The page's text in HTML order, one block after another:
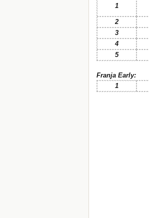
1
2
3
4
5
Franja Early:
1